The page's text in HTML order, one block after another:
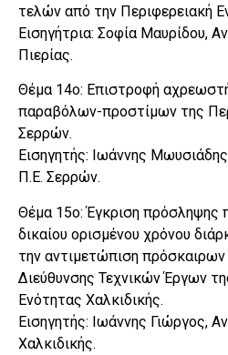
τελών από την Περιφερειακή
Εισηγήτρια: Σοφία Μαυρίδου,
Πιερίας.
Θέμα 14ο: Επιστροφή
παραβόλων-προστίμων της
Σερρών.
Εισηγητής: Ιωάννης
Π.Ε. Σερρών.
Θέμα 15ο: Έγκριση πρόσληψης
δικαίου ορισμένου χρόνου
την αντιμετώπιση
Διεύθυνσης Τεχνικών Έργων
Ενότητας Χαλκιδικής.
Εισηγητής: Ιωάννης Γιώργος,
Χαλκιδικής.